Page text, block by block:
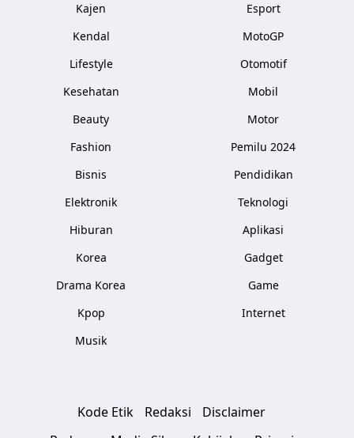
Kajen
Kendal
Lifestyle
Kesehatan
Beauty
Fashion
Bisnis
Elektronik
Hiburan
Korea
Drama Korea
Kpop
Musik
Esport
MotoGP
Otomotif
Mobil
Motor
Pemilu 2024
Pendidikan
Teknologi
Aplikasi
Gadget
Game
Internet
Kode Etik Redaksi
Disclaimer